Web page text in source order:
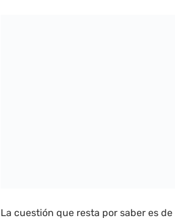
La cuestión que resta por saber es